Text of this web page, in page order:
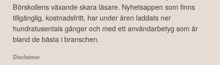
Börskollens växande skara läsare. Nyhetsappen som finns
tillgänglig, kostnadsfritt, har under åren laddats ner
hundratusentals gånger och med ett användarbetyg som är
bland de bästa i branschen.
Disclaimer